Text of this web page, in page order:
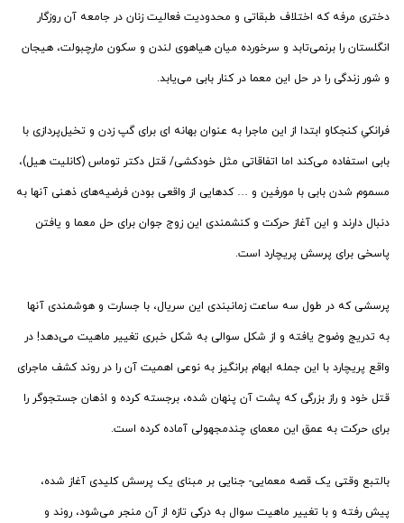
دختری مرفه که اختلاف طبقاتی و محدودیت فعالیت زنان در جامعه آن روزگار
انگلستان را برنمی‌تابد و سرخورده میان هیاهوی لندن و سکون مارچبولت، هیجان
و شور زندگی را در حل این معما در کنار بابی می‌یابد.
فرانکیِ کنجکاو ابتدا از این ماجرا به عنوان بهانه ای برای گپ زدن و تخیل‌پردازی با
بابی استفاده می‌کند اما اتفاقاتی مثل خودکشی/ قتل دکتر توماس (کانلیت هیل)،
مسموم شدن بابی با مورفین و … کدهایی از واقعی بودن فرضیه‌های ذهنی آنها به
دنبال دارند و این آغاز حرکت و کنشمندی این زوج جوان برای حل معما و یافتن
پاسخی برای پرسش پریچارد است.
پرسشی که در طول سه ساعت زمانبندی این سریال، با جسارت و هوشمندی آنها
به تدریج وضوح یافته و از شکل سوالی به شکل خبری تغییر ماهیت می‌دهد! در
واقع پریچارد با این جمله ابهام برانگیز به نوعی اهمیت آن را در روند کشف ماجرای
قتل خود و راز بزرگی که پشت آن پنهان شده، برجسته کرده و اذهان جستجوگر را
برای حرکت به عمق این معمای چندمجهولی آماده کرده است.
بالتبع وقتی یک قصه معمایی- جنایی بر مبنای یک پرسش کلیدی آغاز شده،
پیش رفته و با تغییر ماهیت سوال به درکی تازه از آن منجر می‌شود، روند و